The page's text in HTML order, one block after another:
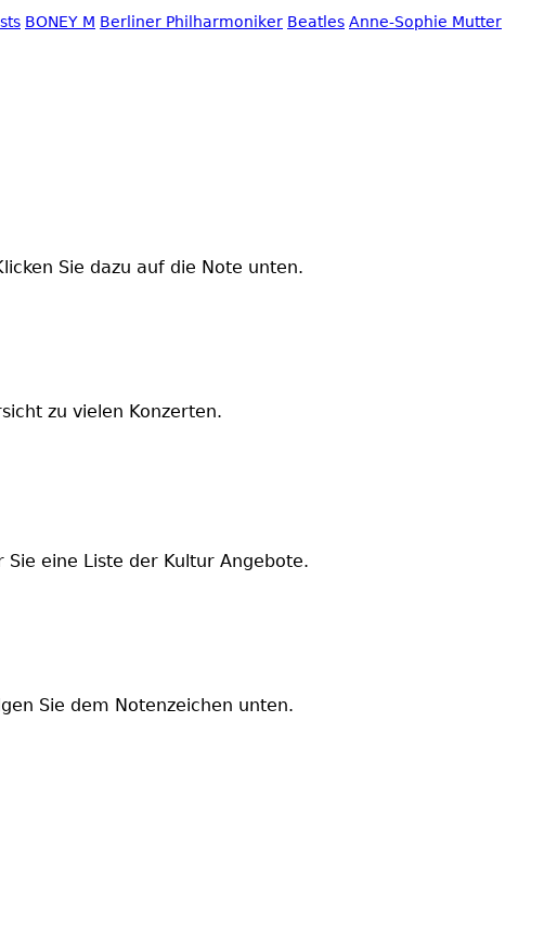
BONEY M Berliner Philharmoniker Beatles Anne-Sophie Mutter
Sie dazu auf die Note unten.
zu vielen Konzerten.
eine Liste der Kultur Angebote.
Sie dem Notenzeichen unten.